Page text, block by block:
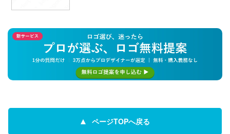
ページTOPへ戻る